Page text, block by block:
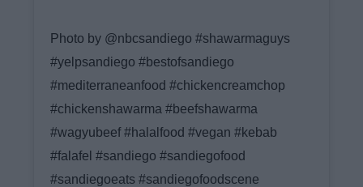
Photo by @nbcsandiego #shawarmaguys
#yelpsandiego #bestofsandiego
#mediterraneanfood #chickencreamchop
#chickenshawarma #beefshawarma
#wagyubeef #halalfood #vegan #kebab
#falafel #sandiego #sandiegofood
#sandiegoeats #sandiegofoodscene